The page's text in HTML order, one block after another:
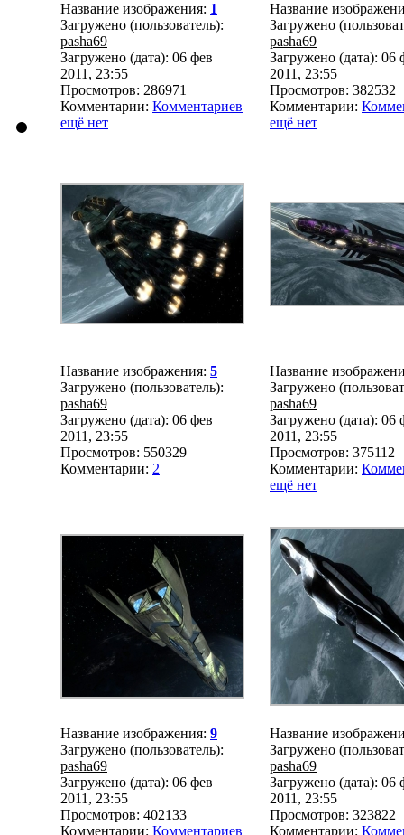
Название изображения: 1
Загружено (пользователь):
pasha69
Загружено (дата): 06 фев
2011, 23:55
Просмотров: 286971
Комментарии: Комментариев
ещё нет
Название
Загружено
pasha69
Загружено (дата): 06
2011, 23:55
Просмотров: 382532
Комментарии:
ещё нет
Название изображения: 5
Загружено (пользователь):
pasha69
Загружено (дата): 06 фев
2011, 23:55
Просмотров: 550329
Комментарии: 2
Название
Загружено
pasha69
Загружено (дата): 06
2011, 23:55
Просмотров: 375112
Комментарии:
ещё нет
Название изображения: 9
Загружено (пользователь):
pasha69
Загружено (дата): 06 фев
2011, 23:55
Просмотров: 402133
Комментарии: Комментариев
Название
Загружено
pasha69
Загружено (дата): 06
2011, 23:55
Просмотров: 323822
Комментарии: